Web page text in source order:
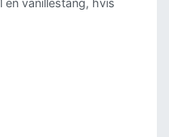
en vanillestang, hvis